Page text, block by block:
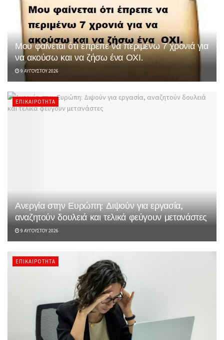
Μου φαίνεται ότι έπρεπε να περιμένω 7 χρονιά για
να ακούσω και να ζήσω ένα ΟΧΙ.
9 ΑΥΓΟΎΣΤΟΥ 2026
ΕΠΙΚΑΙΡΌΤΗΤΑ
Ανεργία στην Ευρώπη: Διψούν για εργασία,
αναζητούν δουλειά και τελικά φεύγουν μετανάστες
9 ΑΥΓΟΎΣΤΟΥ 2026
ΕΠΙΚΑΙΡΌΤΗΤΑ